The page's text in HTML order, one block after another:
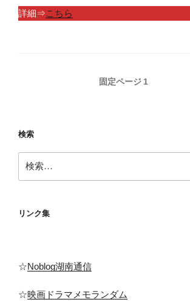
詳細⇒こちら
ペ
ジ
送
固定ページ 1
検索
索:
リンク集
☆Noblog湖南通信
☆映画ドラマメモランダム